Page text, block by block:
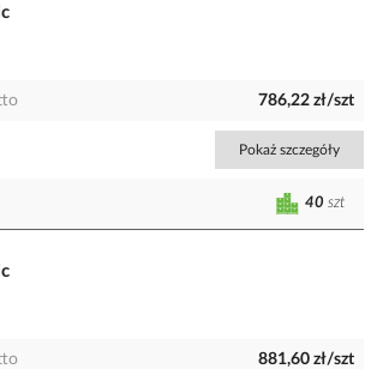
786,22 zł/szt
Pokaż szczegóły
40 szt
881,60 zł/szt